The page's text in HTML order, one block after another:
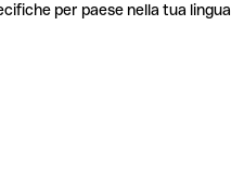
per paese nella tua lingua